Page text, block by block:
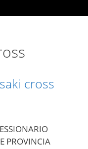
cross
PROVINCIA